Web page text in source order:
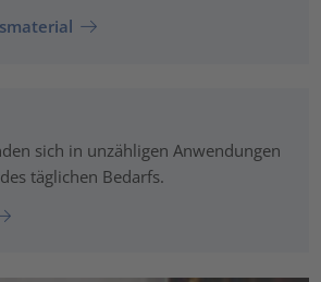
sich in unzähligen Anwendungen
täglichen Bedarfs.